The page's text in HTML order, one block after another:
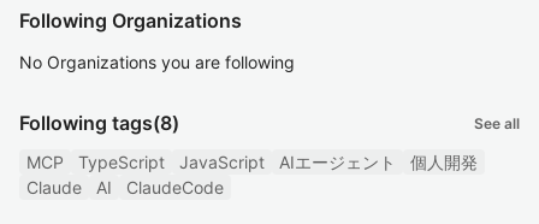
Following Organizations
No Organizations you are following
Following tags(8) See all
MCP TypeScript JavaScript AIエージェント
個人開発
Claude
AI ClaudeCode